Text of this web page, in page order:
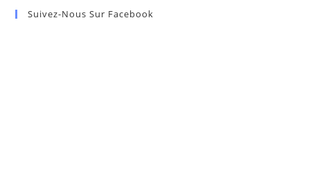
Suivez-Nous Sur Facebook